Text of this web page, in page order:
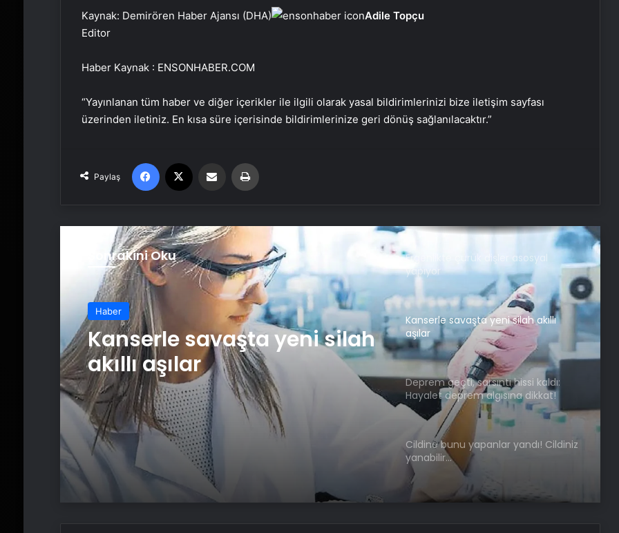
Kaynak: Demirören Haber Ajansı (DHA)
Adile Topçu
Editor
Haber Kaynak : ENSONHABER.COM
“Yayınlanan tüm haber ve diğer içerikler ile ilgili olarak yasal bildirimlerinizi bize iletişim sayfası
üzerinden iletiniz. En kısa süre içerisinde bildirimlerinize geri dönüş sağlanılacaktır.”
Paylaş
Facebook Email'den paylaş
Sonrakini Oku
Haber
Kanserle savaşta yeni silah
akıllı aşılar
uzun kirpikler için doğal ve sihirli
Ergenlikte çürük dişler asosyal
yapıyor
Kanserle savaşta yeni silah akıllı
aşılar
Deprem geçti, sarsıntı hissi kaldı:
Hayalet deprem algısına dikkat!
Cildine bunu yapanlar yandı! Cildiniz
yanabilir…
Görünenin ardındaki anlamlar: Bu